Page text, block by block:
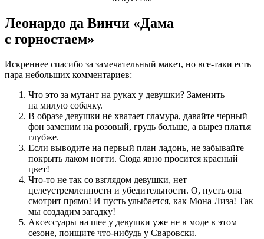
Леонардо да Винчи «Дама
с горностаем»
Искреннее спасибо за замечательный макет, но все-таки есть
пара небольших комментариев:
Что это за мутант на руках у девушки? Заменить
на милую собачку.
В образе девушки не хватает гламура, давайте черный
фон заменим на розовый, грудь больше, а вырез платья
глубже.
Если выводите на первый план ладонь, не забывайте
покрыть лаком ногти. Сюда явно просится красный
цвет!
Что-то не так со взглядом девушки, нет
целеустремленности и убедительности. О, пусть она
смотрит прямо! И пусть улыбается, как Мона Лиза! Так
мы создадим загадку!
Аксессуары на шее у девушки уже не в моде в этом
сезоне, поищите что-нибудь у Сваровски.